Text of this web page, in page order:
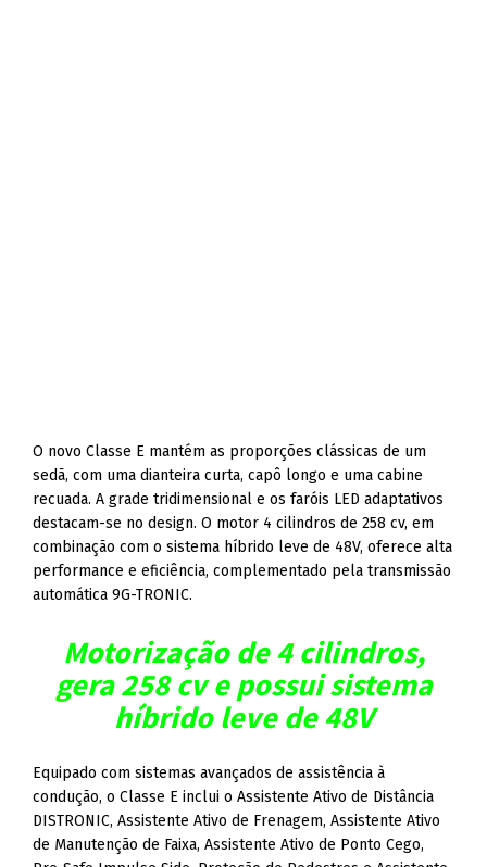
O novo Classe E mantém as proporções clássicas de um
sedã, com uma dianteira curta, capô longo e uma cabine
recuada. A grade tridimensional e os faróis LED adaptativos
destacam-se no design. O motor 4 cilindros de 258 cv, em
combinação com o sistema híbrido leve de 48V, oferece alta
performance e eficiência, complementado pela transmissão
automática 9G-TRONIC.
Motorização de 4 cilindros,
gera 258 cv e possui sistema
híbrido leve de 48V
Equipado com sistemas avançados de assistência à
condução, o Classe E inclui o Assistente Ativo de Distância
DISTRONIC, Assistente Ativo de Frenagem, Assistente Ativo
de Manutenção de Faixa, Assistente Ativo de Ponto Cego,